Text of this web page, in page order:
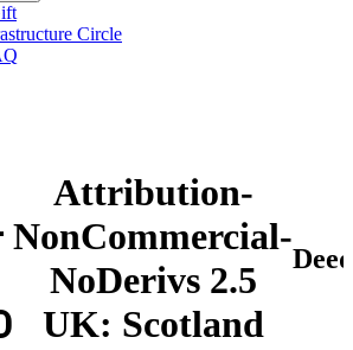
Circle
Attribution-
NonCommercial-
NoDerivs 2.5
UK: Scotland
Deed